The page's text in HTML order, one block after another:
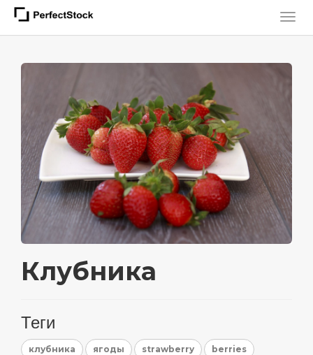
Клубника
Теги
клубника ягоды strawberry berries